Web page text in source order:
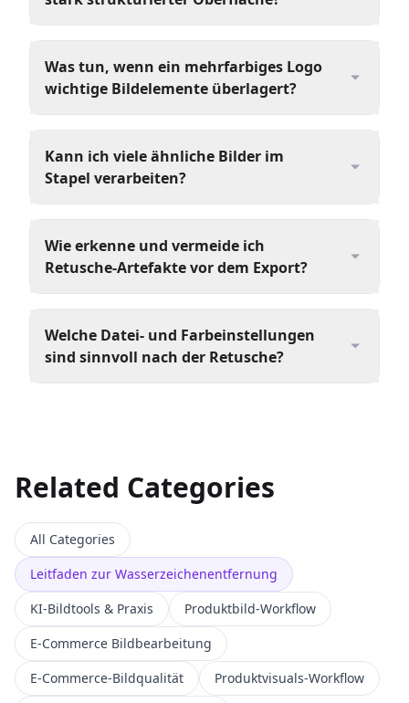
Was tun, wenn ein mehrfarbiges Logo
wichtige Bildelemente überlagert?
Kann ich viele ähnliche Bilder im
Stapel verarbeiten?
Wie erkenne und vermeide ich
Retusche-Artefakte vor dem Export?
Welche Datei- und Farbeinstellungen
sind sinnvoll nach der Retusche?
Related Categories
All Categories
Leitfaden zur Wasserzeichenentfernung
KI-Bildtools & Praxis
Produktbild-Workflow
E‑Commerce Bildbearbeitung
E-Commerce-Bildqualität
Produktvisuals-Workflow